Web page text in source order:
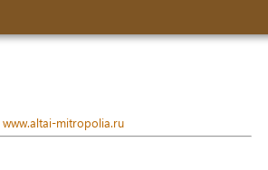
www.altai-mitropolia.ru